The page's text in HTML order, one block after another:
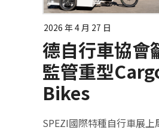
2026 年 4 月 27 日
德自行車協會
監管重型
Bikes
SPEZI國際特種自行車展上